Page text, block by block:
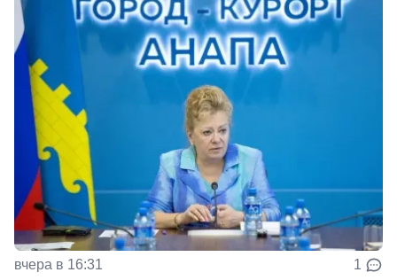
вчера в 16:31 1